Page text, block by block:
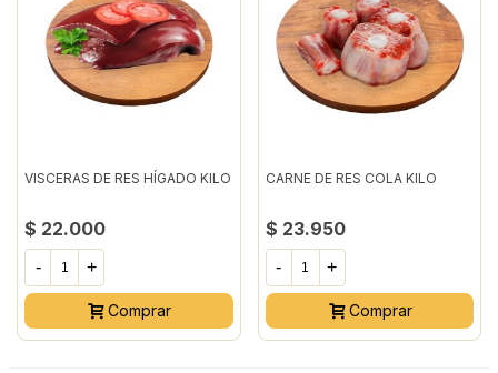
VISCERAS DE RES HÍGADO KILO
$ 22.000
- +
Comprar
CARNE DE RES COLA KILO
$ 23.950
- +
Comprar